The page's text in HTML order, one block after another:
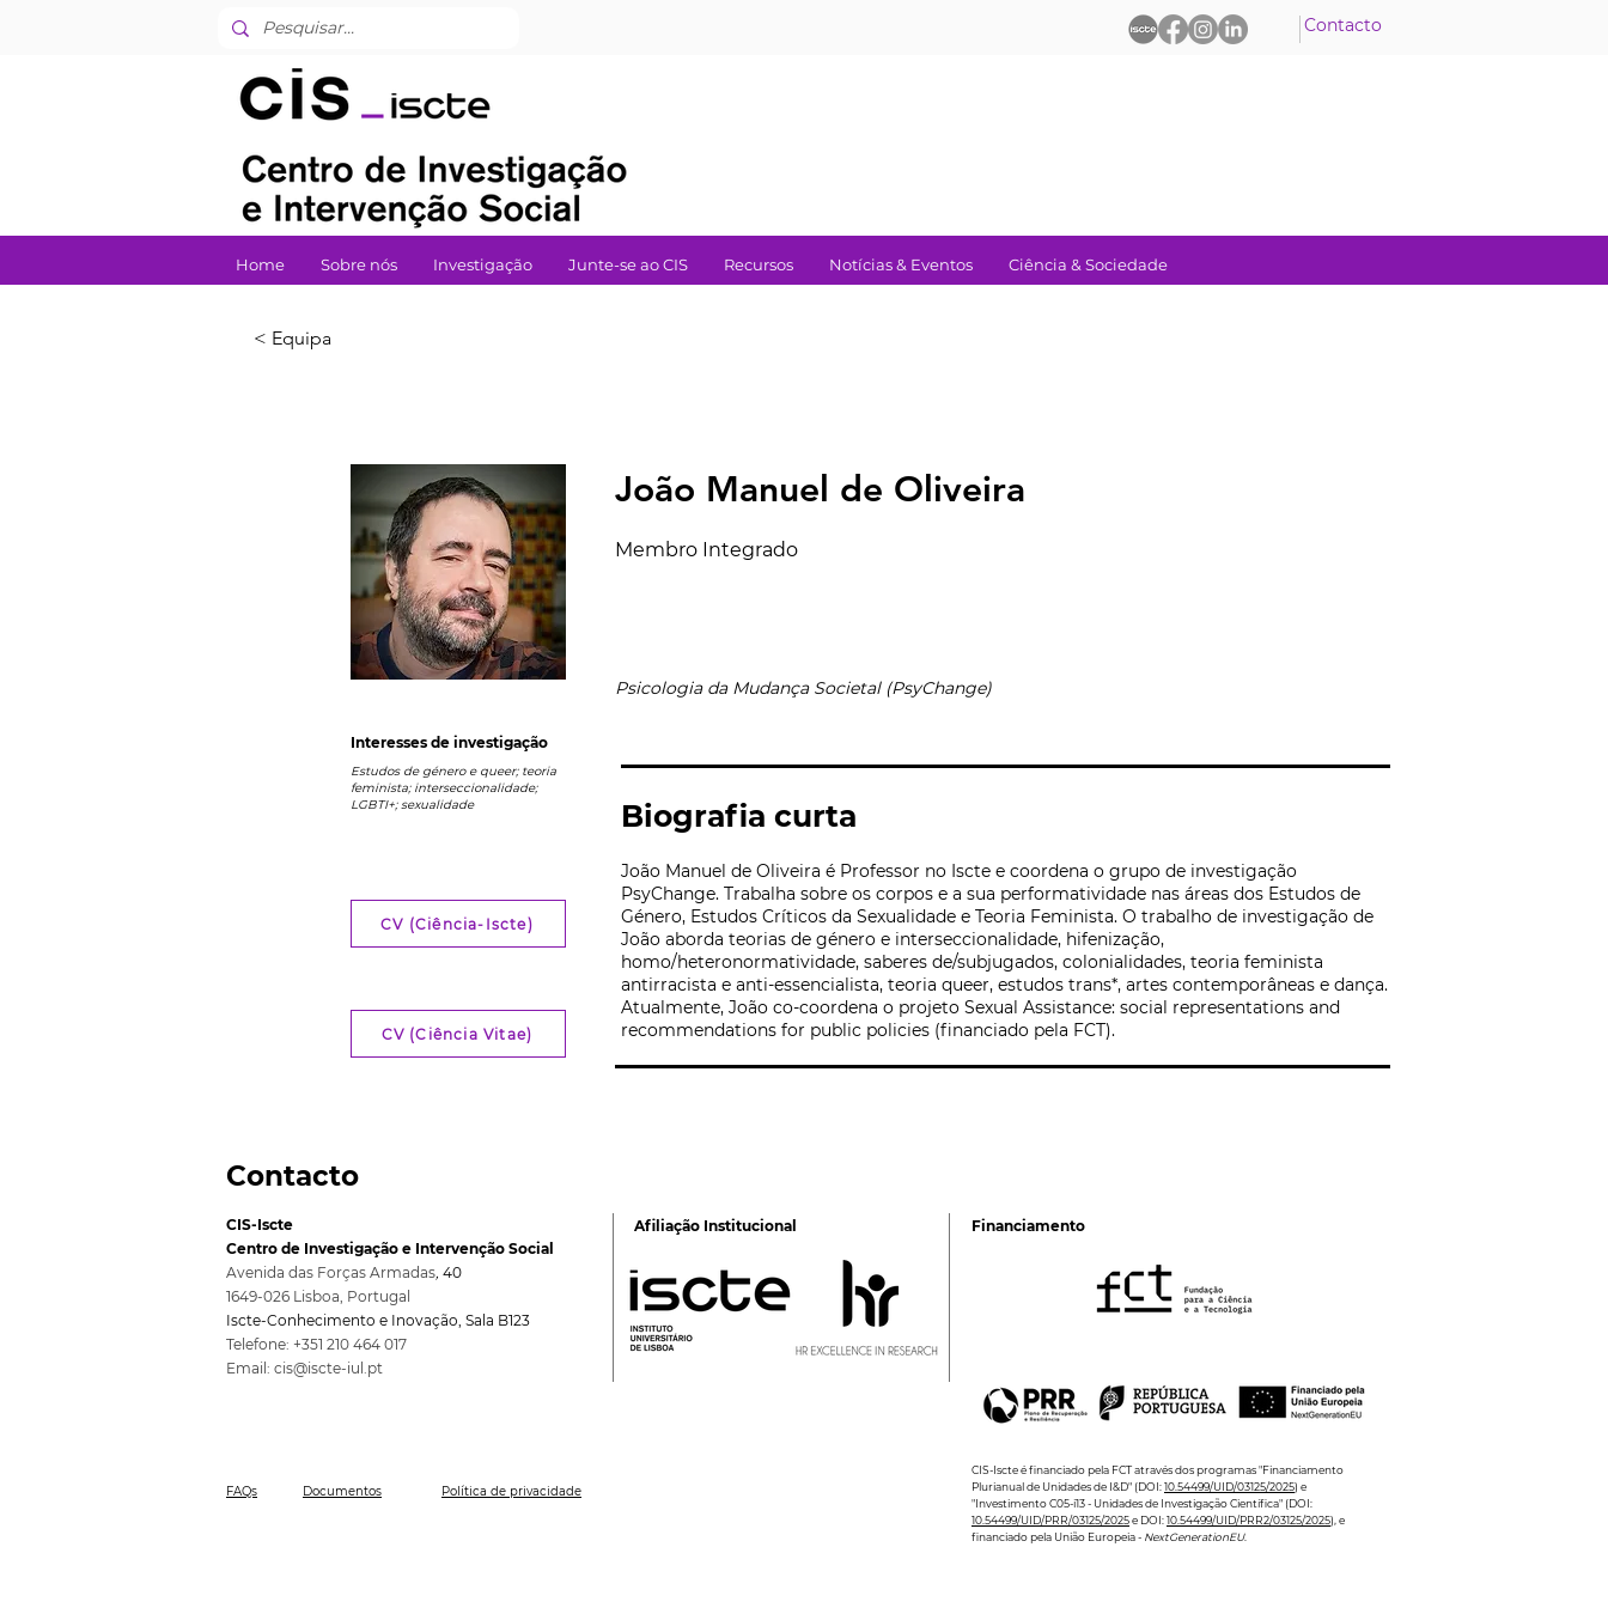
Contacto
Home Sobre nós Investigação Junte-se ao CIS Recursos Notícias & Eventos Ciência & Sociedade
< Equipa
João Manuel de Oliveira
Membro Integrado
Psicologia da Mudança Societal (PsyChange)
Interesses de investigação
Estudos de género e queer; teoria
feminista; interseccionalidade;
LGBTI+; sexualidade
CV (Ciência-Iscte)
CV (Ciência Vitae)
Biografia curta
João Manuel de Oliveira é Professor no Iscte e coordena o grupo de investigação
PsyChange. Trabalha sobre os corpos e a sua performatividade nas áreas dos Estudos de
Género, Estudos Críticos da Sexualidade e Teoria Feminista. O trabalho de investigação de
João aborda teorias de género e interseccionalidade, hifenização,
homo/heteronormatividade, saberes de/subjugados, colonialidades, teoria feminista
antirracista e anti-essencialista, teoria queer, estudos trans*, artes contemporâneas e dança.
Atualmente, João co-coordena o projeto Sexual Assistance: social representations and
recommendations for public policies (financiado pela FCT).
Contacto
Financiamento
CIS-Iscte
Centro de Investigação e Intervenção Social
Avenida das Forças Armadas, 40
1649-026 Lisboa, Portugal
Iscte-Conhecimento e Inovação, Sala B123
Telefone: +351 210 464 017
Email: cis@iscte-iul.pt
Afiliação Institucional
FAQs Documentos Política de privacidade
CIS-Iscte é financiado pela FCT através dos programas "Financiamento
Plurianual de Unidades de I&D" (DOI:10.54499/UID/03125/2025) e
"Investimento C05-i13 - Unidades de Investigação Científica" (DOI:
10.54499/UID/PRR/03125/2025e DOI:10.54499/UID/PRR2/03125/2025), e
financiado pela União Europeia - NextGenerationEU.